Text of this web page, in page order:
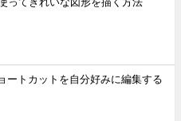
ートカットを自分好みに編集する